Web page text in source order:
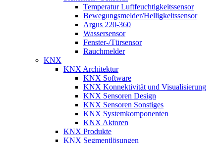
Temperatur Luftfeuchtigkeitssensor
Bewegungsmelder/Helligkeitssensor
Argus 220-360
Wassersensor
Fenster-/Türsensor
Rauchmelder
KNX
KNX Architektur
KNX Software
KNX Konnektivität und Visualisierung
KNX Sensoren Design
KNX Sensoren Sonstiges
KNX Systemkomponenten
KNX Aktoren
KNX Produkte
KNX Segmentlösungen